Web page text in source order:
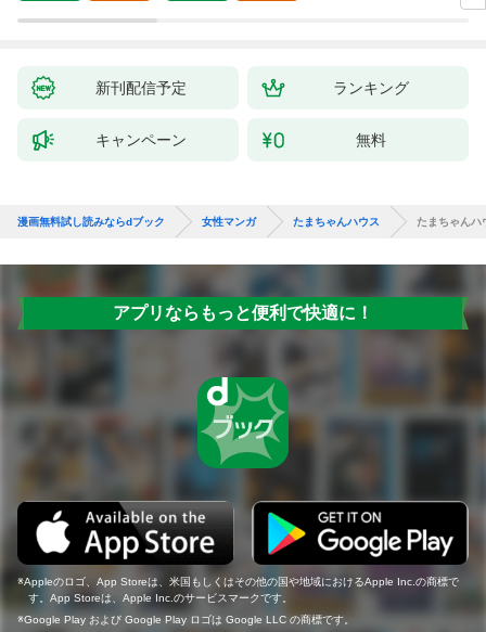
新刊配信予定 ランキング
キャンペーン 無料
漫画無料試し読みならdブック 女性マンガ たまちゃんハウス たまちゃんハ
アプリならもっと便利で快適に！
Appleのロゴ、App Storeは、米国もしくはその他の国や地域におけるApple Inc.の商標で
す。App Storeは、Apple Inc.のサービスマークです。
Google Play および Google Play ロゴは Google LLC の商標です。